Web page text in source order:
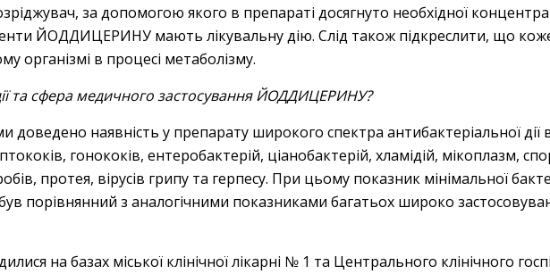
за допомогою якого в препараті досягнуто необхідної
ЙОДДИЦЕРИНУ мають лікувальну дію. Слід також підкреслити, що
організмі в процесі метаболізму.
та сфера медичного застосування ЙОДДИЦЕРИНУ?
доведено наявність у препарату широкого спектра антибактеріальної дії
гонококів, ентеробактерій, ціанобактерій, хламідій, мікоплазм,
протея, вірусів грипу та герпесу. При цьому показник мінімальної
порівнянний з аналогічними показниками багатьох широко
на базах міської клінічної лікарні № 1 та Центрального клінічного